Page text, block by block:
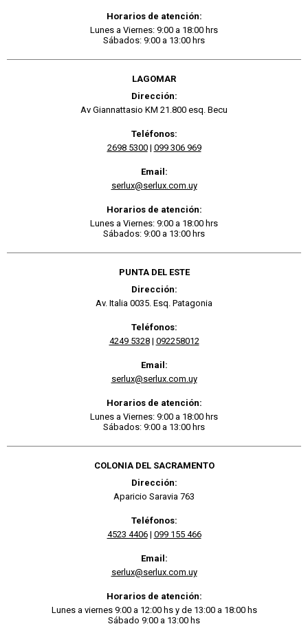
Horarios de atención:
Lunes a Viernes: 9:00 a 18:00 hrs
Sábados: 9:00 a 13:00 hrs
LAGOMAR
Dirección:
Av Giannattasio KM 21.800 esq. Becu
Teléfonos:
2698 5300| 099 306 969
Email:
serlux@serlux.com.uy
Horarios de atención:
Lunes a Viernes: 9:00 a 18:00 hrs
Sábados: 9:00 a 13:00 hrs
PUNTA DEL ESTE
Dirección:
Av. Italia 0035. Esq. Patagonia
Teléfonos:
4249 5328| 092258012
Email:
serlux@serlux.com.uy
Horarios de atención:
Lunes a Viernes: 9:00 a 18:00 hrs
Sábados: 9:00 a 13:00 hrs
COLONIA DEL SACRAMENTO
Dirección:
Aparicio Saravia 763
Teléfonos:
4523 4406| 099 155 466
Email:
serlux@serlux.com.uy
Horarios de atención:
Lunes a viernes 9:00 a 12:00 hs y de 13:00 a 18:00 hs
Sábado 9:00 a 13:00 hs